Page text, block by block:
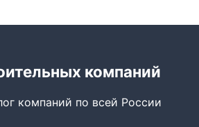
компаний
компаний по всей России